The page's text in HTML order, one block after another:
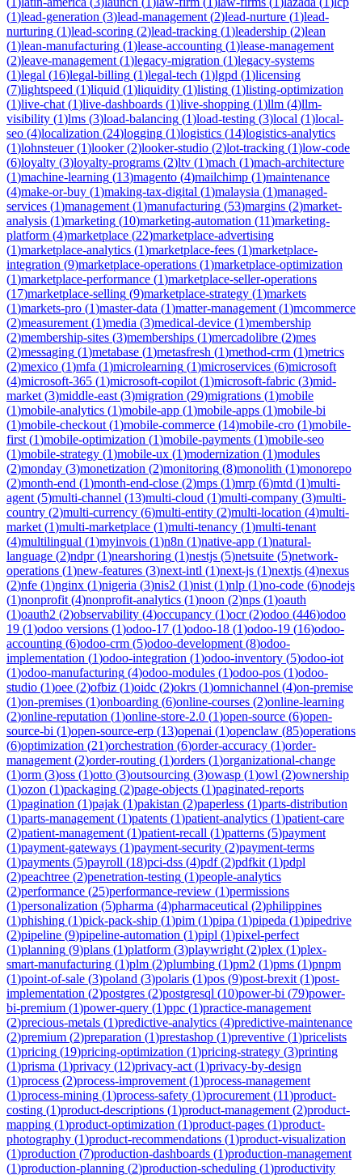
(1)lead-generation (3)lead-management (2)lead-nurture (1)lead-
nurturing (1)lead-scoring (2)lead-tracking (1)leadership (2)lean
(1)lean-manufacturing (1)lease-accounting (1)lease-management
(2)leave-management (1)legacy-migration (1)legacy-systems
(1)legal (16)legal-billing (1)legal-tech (1)lgpd (1)licensing
(7)lightspeed (1)liquid (1)liquidity (1)listing (1)listing-optimization
(1)live-chat (1)live-dashboards (1)live-shopping (1)llm (4)llm-
visibility (1)lms (3)load-balancing (1)load-testing (3)local (1)local-
seo (4)localization (24)logging (1)logistics (14)logistics-analytics
(1)lohnsteuer(1)looker(2)looker-studio (2)lot-tracking (1)low-code
(6)loyalty (3)loyalty-programs (2)ltv (1)mach (1)mach-architecture
(1)machine-learning (13)magento (4)mailchimp (1)maintenance
(4)make-or-buy (1)making-tax-digital (1)malaysia (1)managed-
services (1)management (1)manufacturing (53)margins (2)market-
analysis (1)marketing (10)marketing-automation (11)marketing-
platform (4)marketplace (22)marketplace-advertising
(1)marketplace-analytics (1)marketplace-fees (1)marketplace-
integration (9)marketplace-operations (1)marketplace-optimization
(1)marketplace-performance (1)marketplace-seller-operations
(17)marketplace-selling (9)marketplace-strategy (1)markets
(1)markets-pro (1)master-data (1)matter-management (1)mcommerce
(2)measurement (1)media (3)medical-device (1)membership
(2)membership-sites (3)memberships (1)mercadolibre (2)mes
(2)messaging (1)metabase (1)metasfresh (1)method-crm (1)metrics
(2)mexico (1)mfa (1)microlearning (1)microservices (6)microsoft
(4)microsoft-365 (1)microsoft-copilot (1)microsoft-fabric (3)mid-
market (3)middle-east (3)migration (29)migrations (1)mobile
(1)mobile-analytics (1)mobile-app (1)mobile-apps (1)mobile-bi
(1)mobile-checkout (1)mobile-commerce (14)mobile-cro (1)mobile-
first (1)mobile-optimization (1)mobile-payments (1)mobile-seo
(1)mobile-strategy (1)mobile-ux (1)modernization (1)modules
(2)monday (3)monetization (2)monitoring (8)monolith (1)monorepo
(2)month-end (1)month-end-close (2)mps (1)mrp (6)mtd (1)multi-
agent (5)multi-channel (13)multi-cloud (1)multi-company (3)multi-
country (2)multi-currency (6)multi-entity (2)multi-location (4)multi-
market (1)multi-marketplace (1)multi-tenancy (1)multi-tenant
(4)multilingual (1)myinvois (1)n8n (1)native-app (1)natural-
language (2)ndpr(1)nearshoring (1)nestjs (5)netsuite (5)network-
operations (1)new-features (3)next-intl (1)next-js (1)nextjs (4)nexus
(2)nfe (1)nginx (1)nigeria (3)nis2 (1)nist (1)nlp (1)no-code (6)nodejs
(1)nonprofit (4)nonprofit-analytics (1)noon (2)nps (1)oauth
(1)oauth2 (2)observability (4)occupancy (1)ocr(2)odoo (446)odoo
19 (1)odoo versions (1)odoo-17 (1)odoo-18 (1)odoo-19 (16)odoo-
accounting (6)odoo-crm (5)odoo-development (8)odoo-
implementation (1)odoo-integration (1)odoo-inventory (5)odoo-iot
(1)odoo-manufacturing (4)odoo-modules (1)odoo-pos (1)odoo-
studio (1)oee (2)ofbiz (1)oidc (2)okrs (1)omnichannel (4)on-premise
(1)on-premises (1)onboarding (6)online-courses (2)online-learning
(2)online-reputation (1)online-store-2.0 (1)open-source (6)open-
source-bi (1)open-source-erp (13)openai (1)openclaw (85)operations
(6)optimization (21)orchestration (6)order-accuracy (1)order-
management (2)order-routing (1)orders (1)organizational-change
(1)orm (3)oss (1)otto (3)outsourcing (3)owasp (1)owl (2)ownership
(1)ozon (1)packaging (2)page-objects (1)paginated-reports
(1)pagination (1)pajak (1)pakistan (2)paperless (1)parts-distribution
(1)parts-management (1)patents (1)patient-analytics (1)patient-care
(2)patient-management (1)patient-recall (1)patterns (5)payment
(1)payment-gateways (1)payment-security (2)payment-terms
(1)payments (5)payroll (18)pci-dss (4)pdf(2)pdfkit (1)pdpl
(2)peachtree (2)penetration-testing (1)people-analytics
(2)performance (25)performance-review (1)permissions
(1)personalization (5)pharma (4)pharmaceutical (2)philippines
(1)phishing (1)pick-pack-ship (1)pim (1)pipa (1)pipeda (1)pipedrive
(2)pipeline (9)pipeline-automation (1)pipl (1)pixel-perfect
(1)planning (9)plans (1)platform (3)playwright (2)plex (1)plex-
smart-manufacturing (1)plm (2)plumbing (1)pm2 (1)pms (1)pnpm
(1)point-of-sale (3)poland (3)polaris (1)pos (9)post-brexit (1)post-
implementation (2)postgres (2)postgresql (10)power-bi (79)power-
bi-premium (1)power-query (1)ppc (1)practice-management
(2)precious-metals (1)predictive-analytics (4)predictive-maintenance
(2)premium (2)preparation (1)prestashop (1)preventive (1)pricelists
(1)pricing (19)pricing-optimization (1)pricing-strategy (3)printing
(1)prisma (1)privacy (12)privacy-act (1)privacy-by-design
(1)process (2)process-improvement (1)process-management
(1)process-mining (1)process-safety (1)procurement (11)product-
costing (1)product-descriptions (1)product-management (2)product-
mapping (1)product-optimization (1)product-pages (1)product-
photography (1)product-recommendations (1)product-visualization
(1)production (7)production-dashboards (1)production-management
(1)production-planning (2)production-scheduling (1)productivity